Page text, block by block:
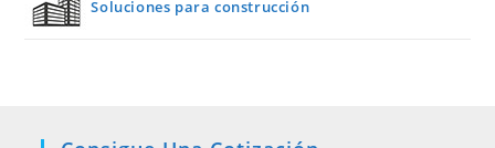
Soluciones para construcción